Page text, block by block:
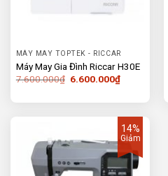
MÁY MAY TOPTEK - RICCAR
Máy May Gia Đình Riccar H30E
7.600.000₫ Giá
7.600.000₫.
6.600.000₫Giá
hiện
là:
6.600.000₫.
14%
Giảm